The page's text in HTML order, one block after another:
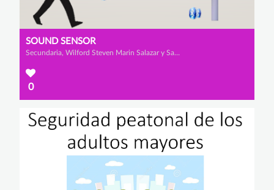
SOUND SENSOR
Secundaria, Wilford Steven Marin Salazar y Santiago Felipe Rangel Romero
0